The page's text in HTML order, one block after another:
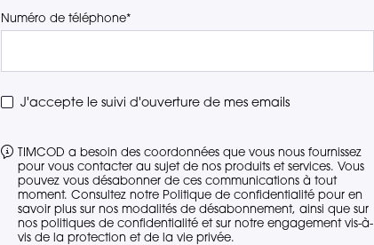
Numéro de téléphone*
J'accepte le suivi d'ouverture de mes emails
TIMCOD a besoin des coordonnées que vous nous fournissez
pour vous contacter au sujet de nos produits et services. Vous
pouvez vous désabonner de ces communications à tout
moment. Consultez notre Politique de confidentialité pour en
savoir plus sur nos modalités de désabonnement, ainsi que sur
nos politiques de confidentialité et sur notre engagement vis-à-
vis de la protection et de la vie privée.